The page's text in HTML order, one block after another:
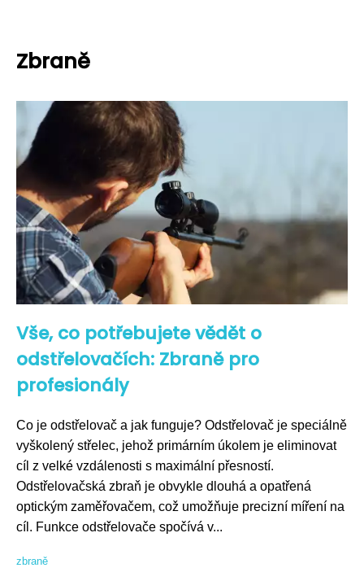
Zbraně
Vše, co potřebujete vědět o
odstřelovačích: Zbraně pro
profesionály
Co je odstřelovač a jak funguje? Odstřelovač je speciálně
vyškolený střelec, jehož primárním úkolem je eliminovat
cíl z velké vzdálenosti s maximální přesností.
Odstřelovačská zbraň je obvykle dlouhá a opatřená
optickým zaměřovačem, což umožňuje precizní míření na
cíl. Funkce odstřelovače spočívá v...
zbraně